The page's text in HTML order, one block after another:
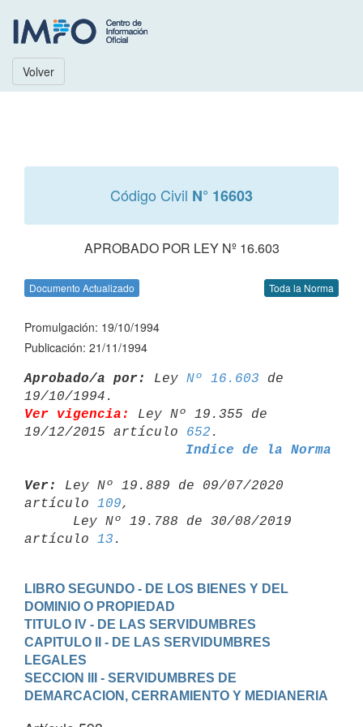
Volver
Código Civil N° 16603
APROBADO POR LEY Nº 16.603
Documento Actualizado Toda la Norma
Promulgación: 19/10/1994
Publicación: 21/11/1994
Aprobado/a por: Ley Nº 16.603 de
Ver vigencia:
Ley Nº 19.355 de
19/12/2015 artículo 652
Indice de la Norma
Ver:
Ley Nº 19.889 de 09/07/2020
artículo 109,
artículo 13
LIBRO SEGUNDO - DE LOS BIENES Y DEL
DOMINIO O PROPIEDAD
TITULO IV - DE LAS SERVIDUMBRES
CAPITULO II - DE LAS SERVIDUMBRES
LEGALES
SECCION III - SERVIDUMBRES DE
DEMARCACION, CERRAMIENTO Y MEDIANERIA